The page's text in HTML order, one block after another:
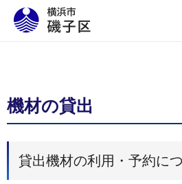
機材の貸出
貸出機材の利用・予約に